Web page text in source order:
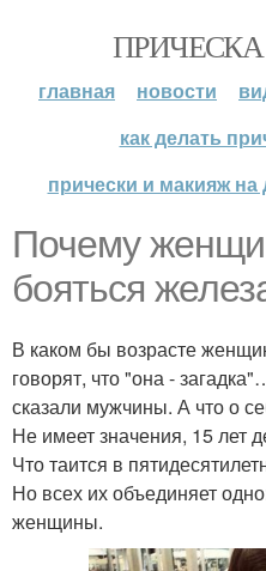
главная новости
как делать
прически и макияж на
Почему
бояться
В каком бы возрасте
говорят, что "она -
сказали мужчины. А что о
Не имеет значения, 15
Что таится в
Но всех их объединяет
женщины.